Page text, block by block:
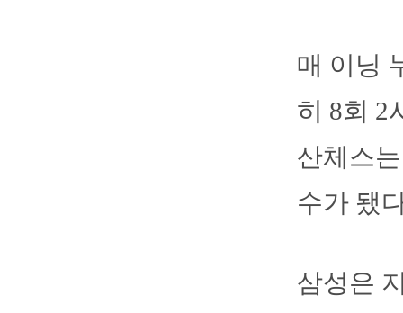
매 이닝
히 8회 2
산체스
수가 됐
삼성은